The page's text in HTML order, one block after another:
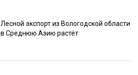
Лесной экспорт из Вологодской области
в Среднюю Азию растёт